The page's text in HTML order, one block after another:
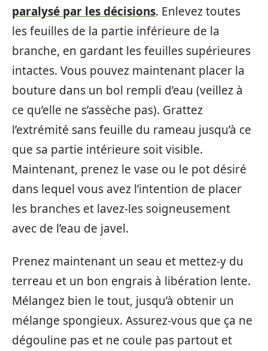
paralysé par les décisions. Enlevez toutes
les feuilles de la partie inférieure de la
branche, en gardant les feuilles supérieures
intactes. Vous pouvez maintenant placer la
bouture dans un bol rempli d’eau (veillez à
ce qu’elle ne s’assèche pas). Grattez
l’extrémité sans feuille du rameau jusqu’à ce
que sa partie intérieure soit visible.
Maintenant, prenez le vase ou le pot désiré
dans lequel vous avez l’intention de placer
les branches et lavez-les soigneusement
avec de l’eau de javel.
Prenez maintenant un seau et mettez-y du
terreau et un bon engrais à libération lente.
Mélangez bien le tout, jusqu’à obtenir un
mélange spongieux. Assurez-vous que ça ne
dégouline pas et ne coule pas partout et